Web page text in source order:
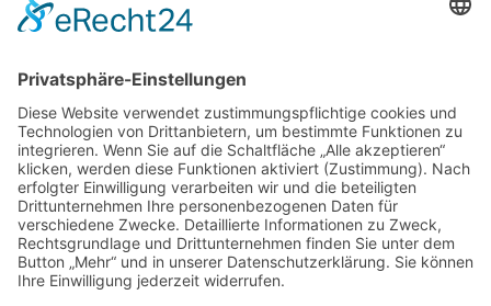
Impressum
Cookie-Einstellungen
Über den Autor